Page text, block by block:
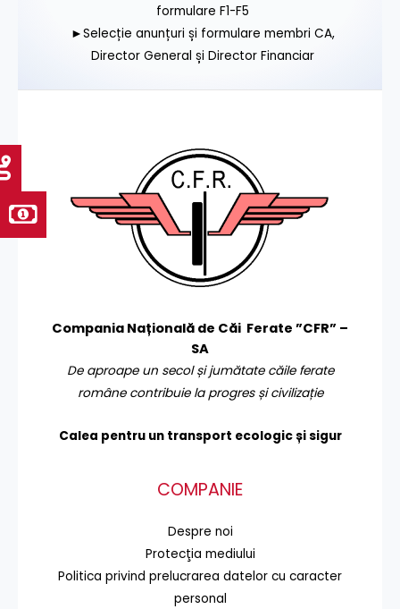
formulare F1-F5
►Selecție anunțuri și formulare membri CA,
Director General și Director Financiar
Compania Națională de Căi Ferate ”CFR” –
SA
De aproape un secol și jumătate căile ferate
române contribuie la progres și civilizație
Calea pentru un transport ecologic și sigur
COMPANIE
Despre noi
Protecţia mediului
Politica privind prelucrarea datelor cu caracter
personal